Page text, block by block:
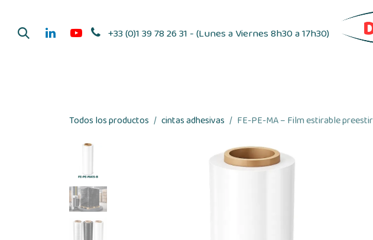
+33 (0)1 39 78 26 31 - (Lunes a Viernes 8h30 a 17h30)
Todos los productos cintas adhesivas FE-PE-MA – Film estirable